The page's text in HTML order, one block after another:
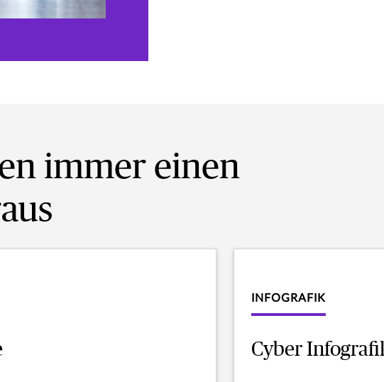
immer einen
INFOGRAFIK
Cyber